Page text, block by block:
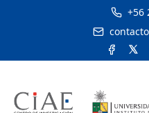
+56